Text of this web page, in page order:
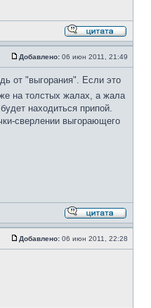
Добавлено: 06 июн 2011, 21:49
от "выгорания". Если это
на толстых жалах, а жала
находиться припой.
сверлении выгорающего
Добавлено: 06 июн 2011, 22:28